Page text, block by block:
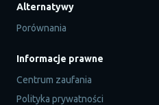
Alternatywy
Porównania
Informacje prawne
Centrum zaufania
Polityka prywatności